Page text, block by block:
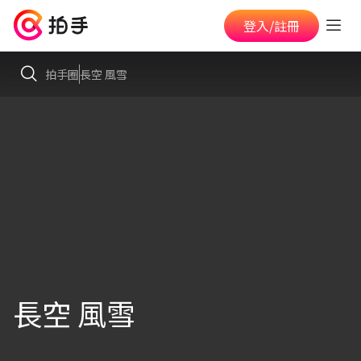
登入/註冊
拍手圈長空 風雪
長空 風雪